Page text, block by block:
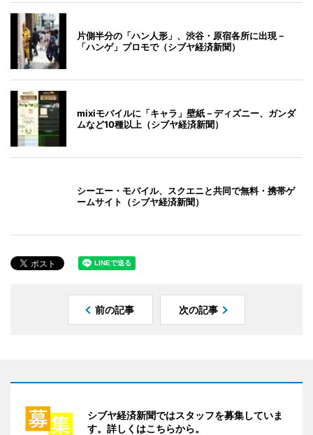
片側半分の「ハン人形」、渋谷・原宿各所に出現－
「ハンゲ」プロモで（シブヤ経済新聞）
mixiモバイルに「キャラ」壁紙－ディズニー、ガンダ
ムなど10種以上（シブヤ経済新聞）
シーエー・モバイル、スクエニと共同で無料・携帯ゲ
ームサイト（シブヤ経済新聞）
前の記事 次の記事
シブヤ経済新聞ではスタッフを募集していま
す。詳しくはこちらから。